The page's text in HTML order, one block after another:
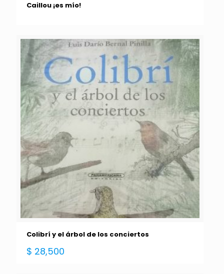
Caillou ¡es mío!
Colibrí y el árbol de los conciertos
$ 28,500